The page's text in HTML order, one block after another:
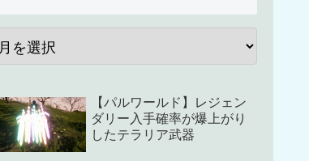
【パルワールド】レジェン
ダリー入手確率が爆上がり
したテラリア武器